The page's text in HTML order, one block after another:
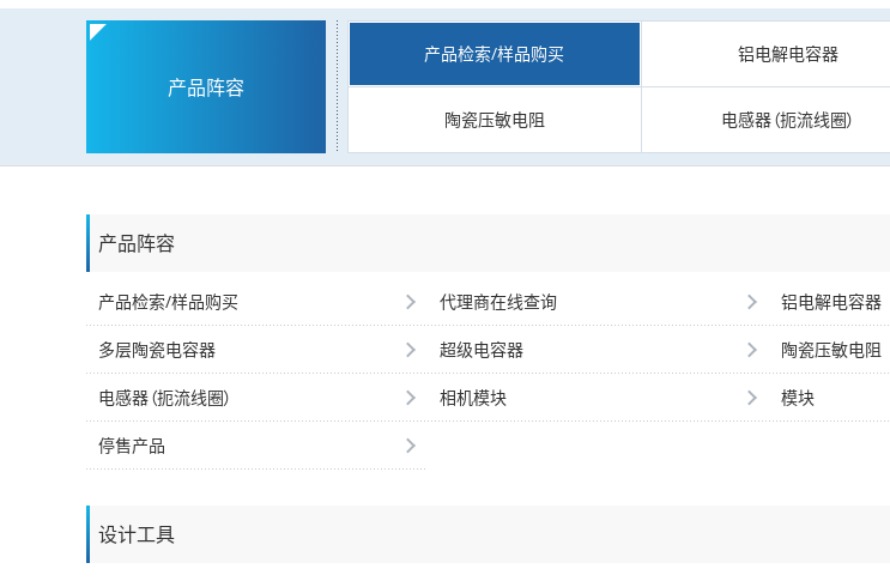
产品阵容
产品检索/样品购买 铝电解电容器
陶瓷压敏电阻 电感器（扼流线圈）
产品阵容
产品检索/样品购买 代理商在线查询 铝电解电容器
多层陶瓷电容器 超级电容器 陶瓷压敏电阻
电感器（扼流线圈） 相机模块 模块
停售产品
设计工具